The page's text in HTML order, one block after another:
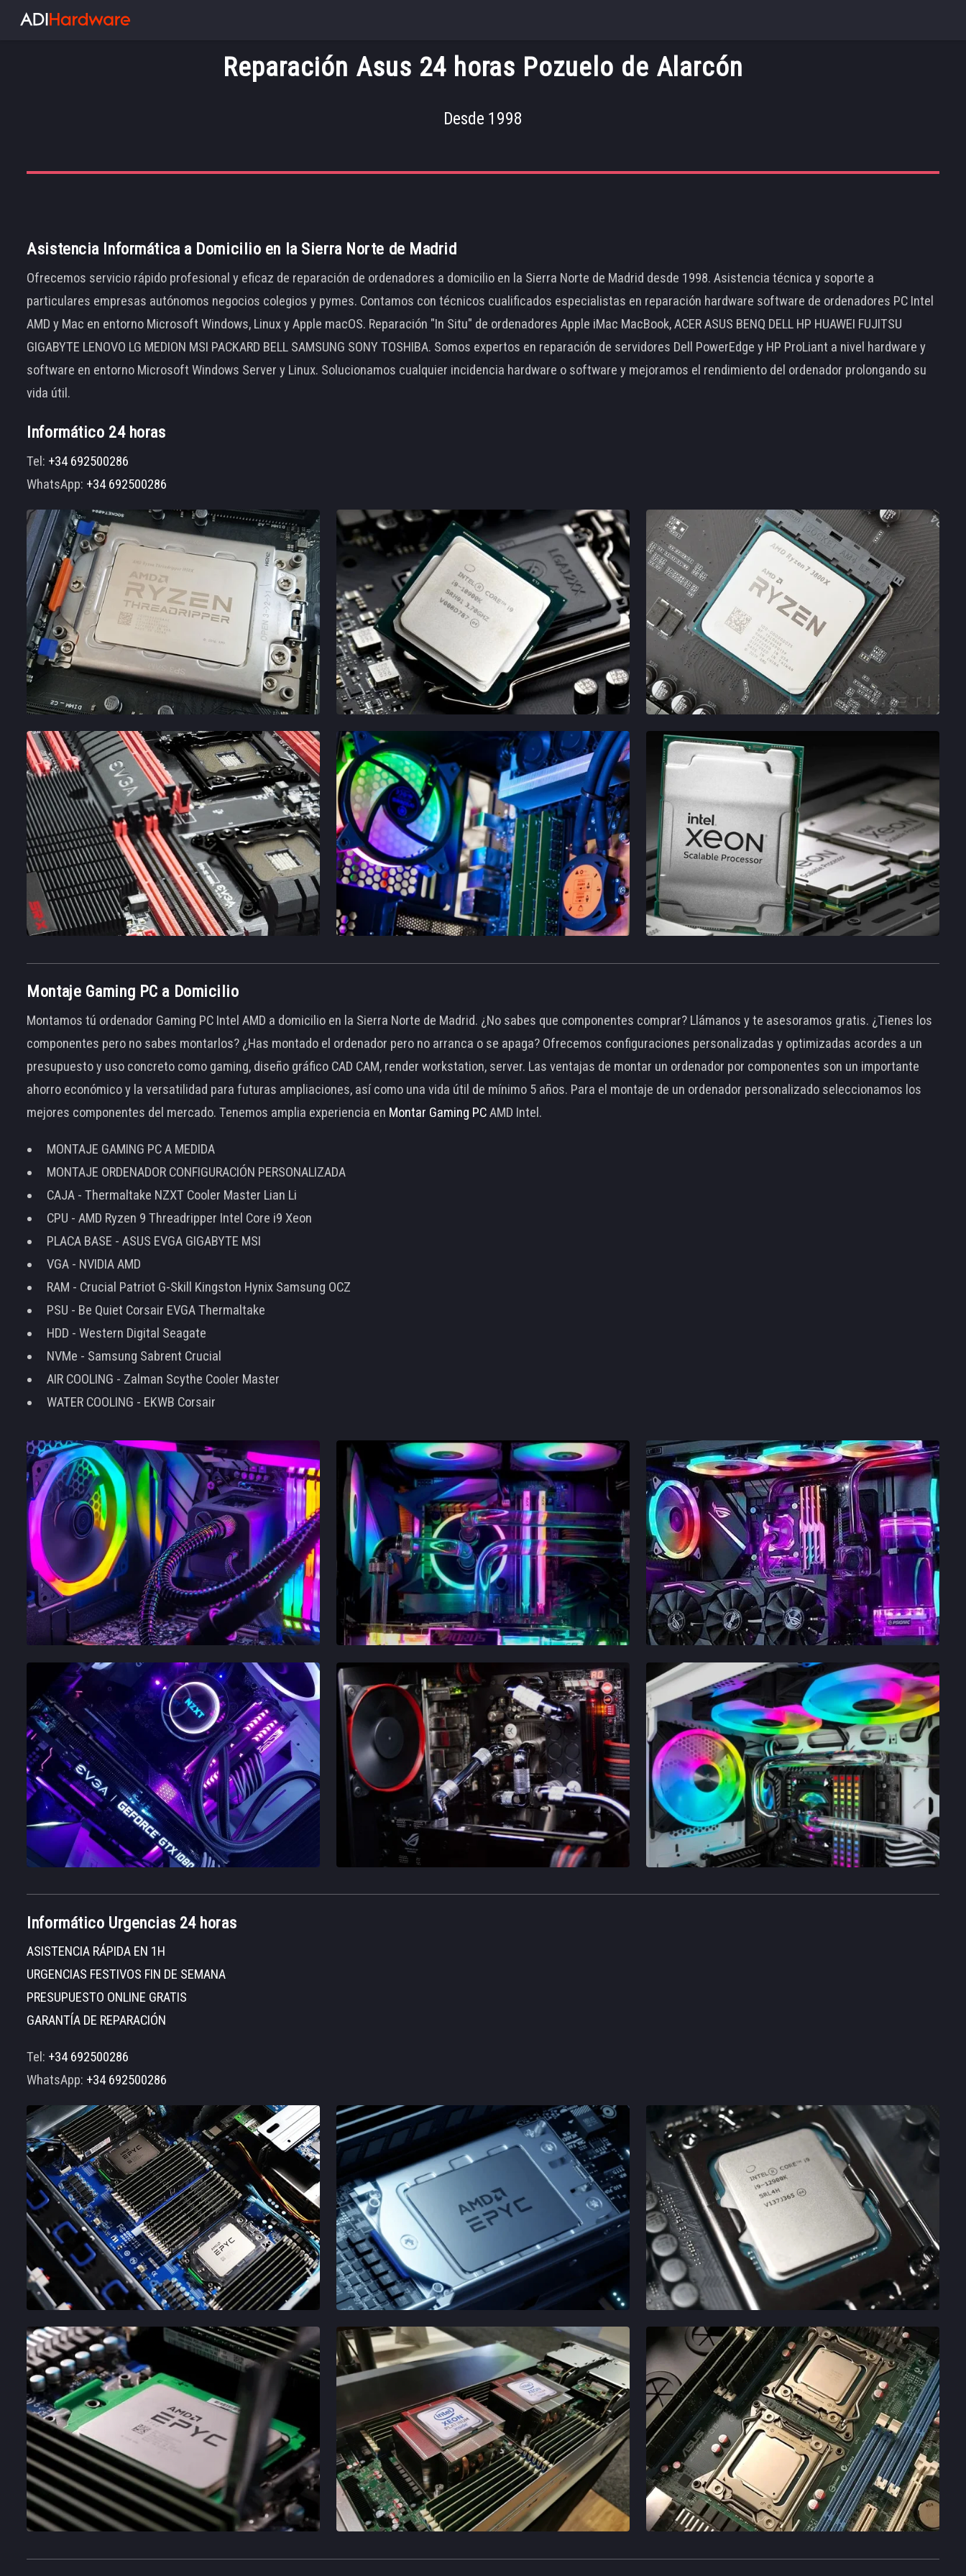
Reparación Asus 24 horas Pozuelo de Alarcón
Desde 1998
Asistencia Informática a Domicilio en la Sierra Norte de Madrid
Ofrecemos servicio rápido profesional y eficaz de reparación de ordenadores a domicilio en la Sierra Norte de Madrid desde 1998. Asistencia técnica y soporte a
particulares empresas autónomos negocios colegios y pymes. Contamos con técnicos cualificados especialistas en reparación hardware software de ordenadores PC Intel
AMD y Mac en entorno Microsoft Windows, Linux y Apple macOS. Reparación "In Situ" de ordenadores Apple iMac MacBook, ACER ASUS BENQ DELL HP HUAWEI FUJITSU
GIGABYTE LENOVO LG MEDION MSI PACKARD BELL SAMSUNG SONY TOSHIBA. Somos expertos en reparación de servidores Dell PowerEdge y HP ProLiant a nivel hardware y
software en entorno Microsoft Windows Server y Linux. Solucionamos cualquier incidencia hardware o software y mejoramos el rendimiento del ordenador prolongando su
vida útil.
Informático 24 horas
Tel: +34 692500286
WhatsApp: +34 692500286
Montaje Gaming PC a Domicilio
Montamos tú ordenador Gaming PC Intel AMD a domicilio en la Sierra Norte de Madrid. ¿No sabes que componentes comprar? Llámanos y te asesoramos gratis. ¿Tienes los
componentes pero no sabes montarlos? ¿Has montado el ordenador pero no arranca o se apaga? Ofrecemos configuraciones personalizadas y optimizadas acordes a un
presupuesto y uso concreto como gaming, diseño gráfico CAD CAM, render workstation, server. Las ventajas de montar un ordenador por componentes son un importante
ahorro económico y la versatilidad para futuras ampliaciones, así como una vida útil de mínimo 5 años. Para el montaje de un ordenador personalizado seleccionamos los
mejores componentes del mercado. Tenemos amplia experiencia en Montar Gaming PCAMD Intel.
MONTAJE GAMING PC A MEDIDA
MONTAJE ORDENADOR CONFIGURACIÓN PERSONALIZADA
CAJA - Thermaltake NZXT Cooler Master Lian Li
CPU - AMD Ryzen 9 Threadripper Intel Core i9 Xeon
PLACA BASE - ASUS EVGA GIGABYTE MSI
VGA - NVIDIA AMD
RAM - Crucial Patriot G-Skill Kingston Hynix Samsung OCZ
PSU - Be Quiet Corsair EVGA Thermaltake
HDD - Western Digital Seagate
NVMe - Samsung Sabrent Crucial
AIR COOLING - Zalman Scythe Cooler Master
WATER COOLING - EKWB Corsair
Informático Urgencias 24 horas
ASISTENCIA RÁPIDA EN 1H
URGENCIAS FESTIVOS FIN DE SEMANA
PRESUPUESTO ONLINE GRATIS
GARANTÍA DE REPARACIÓN
Tel: +34 692500286
WhatsApp: +34 692500286